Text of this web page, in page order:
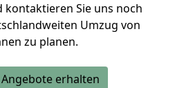
kontaktieren Sie uns noch
Umzug von
zu planen.
erhalten